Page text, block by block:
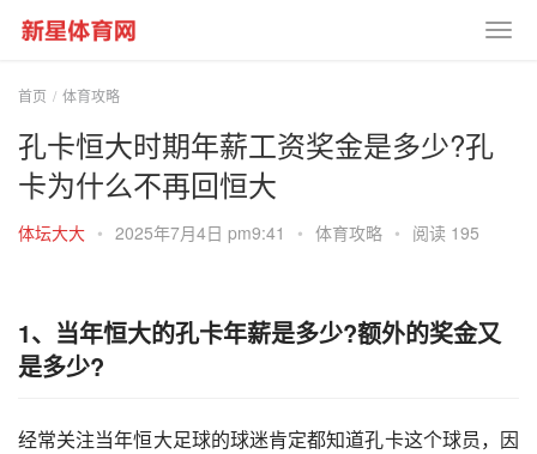
首页 体育攻略
孔卡恒大时期年薪工资奖金是多少?孔
卡为什么不再回恒大
体坛大大 • 2025年7月4日 pm9:41 • 体育攻略 • 阅读 195
1、当年恒大的孔卡年薪是多少?额外的奖金又
是多少?
经常关注当年恒大足球的球迷肯定都知道孔卡这个球员，因